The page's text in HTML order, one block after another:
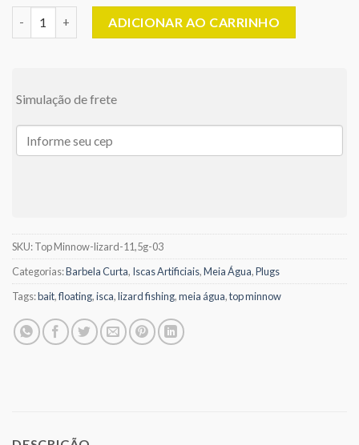
ADICIONAR AO CARRINHO
Simulação de frete
SKU:Top Minnow-lizard-11,5g-03
Categorias:Barbela Curta, Iscas Artificiais,Meia Água,Plugs
Tags:bait,floating,isca,lizard fishing,meia água,top minnow